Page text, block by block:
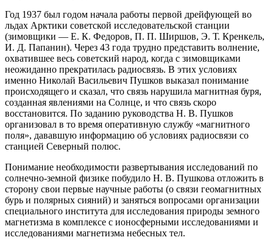
Год 1937 был годом начала работы первой дрейфующей во
льдах Арктики советской исследовательской станции
(зимовщики — Е. К. Федоров, П. П. Ширшов, Э. Т. Кренкель,
И. Д. Папанин). Через 43 года трудно представить волнение,
охватившее весь советский народ, когда с зимовщиками
неожиданно прекратилась радиосвязь. В этих условиях
именно Николай Васильевич Пушков выказал понимание
происходящего и сказал, что связь нарушила магнитная буря,
созданная явлениями на Солнце, и что связь скоро
восстановится. По заданию руководства Н. В. Пушков
организовал в то время оперативную службу «магнитного
поля», дававшую информацию об условиях радиосвязи со
станцией Северный полюс.
Понимание необходимости развертывания исследований по
солнечно-земной физике побудило Н. В. Пушкова отложить в
сторону свои первые научные работы (о связи геомагнитных
бурь и полярных сияний) и заняться вопросами организации
специального института для исследования природы земного
магнетизма в комплексе с ионосферными исследованиями и
исследованиями магнетизма небесных тел.